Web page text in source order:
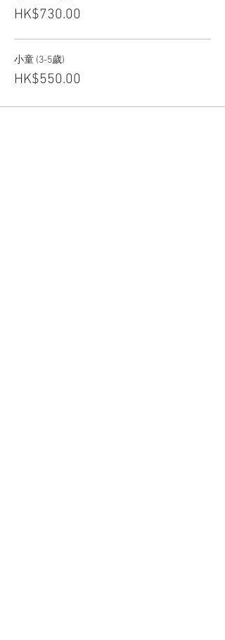
HK$730.00
小童 (3-5歲)
HK$550.00